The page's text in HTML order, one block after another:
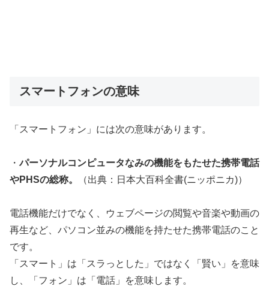
スマートフォンの意味
「スマートフォン」には次の意味があります。
・パーソナルコンピュータなみの機能をもたせた携帯電話
やPHSの総称。
（出典：日本大百科全書(ニッポニカ)）
電話機能だけでなく、ウェブページの閲覧や音楽や動画の
再生など、パソコン並みの機能を持たせた携帯電話のこと
です。
「スマート」は「スラっとした」ではなく「賢い」を意味
し、「フォン」は「電話」を意味します。